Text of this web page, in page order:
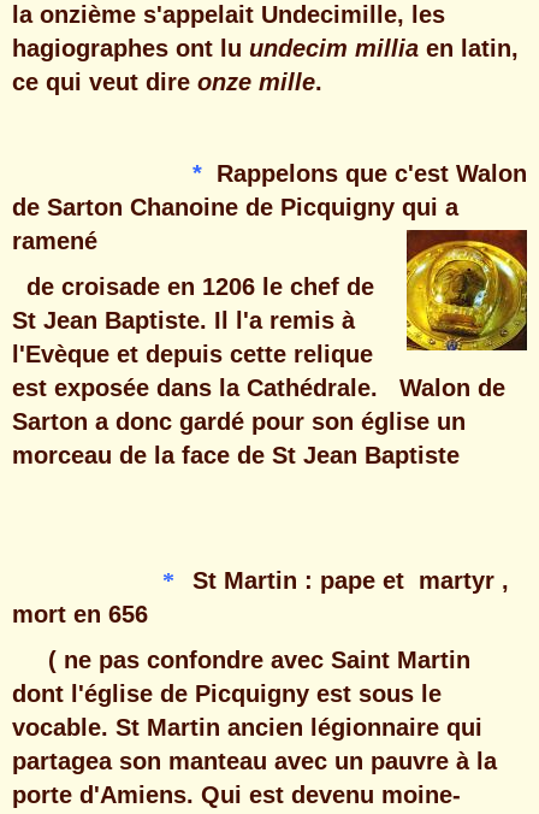
la onzième s'appelait Undecimille, les
hagiographes ont lu undecim millia en latin,
ce qui veut dire onze mille.
* Rappelons que c'est Walon
de Sarton Chanoine de Picquigny qui a
ramené
de croisade en 1206 le chef de
St Jean Baptiste. Il l'a remis à
l'Evèque et depuis cette relique
est exposée dans la Cathédrale. Walon de
Sarton a donc gardé pour son église un
morceau de la face de St Jean Baptiste
*
St Martin : pape et martyr ,
mort en 656
( ne pas confondre avec Saint Martin
dont l'église de Picquigny est sous le
vocable. St Martin ancien légionnaire qui
partagea son manteau avec un pauvre à la
porte d'Amiens. Qui est devenu moine-